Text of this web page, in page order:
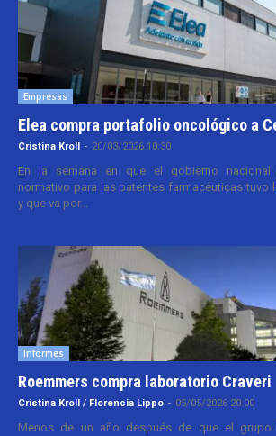
Empresas
Elea compra portafolio oncológico a
Cristina Kroll - 20/03/2026 10:30
En la semana en que el gobierno
normativo para las patentes farmacéuticas tuvo
y que va por...
Informes
Roemmers compra laboratorio Craveri
Cristina Kroll / Florencia Lippo - 05/05/2026 20:00
Menos de un año después de que el grupo